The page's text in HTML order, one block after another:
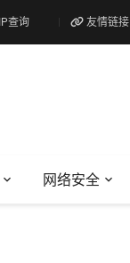
IP查询 友情链接
网络安全